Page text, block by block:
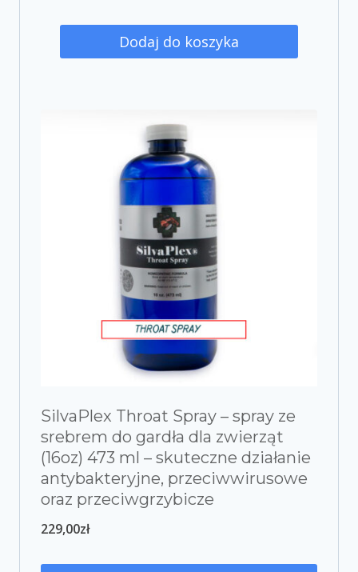
Dodaj do koszyka
SilvaPlex Throat Spray – spray ze
srebrem do gardła dla zwierząt
(16oz) 473 ml – skuteczne działanie
antybakteryjne, przeciwwirusowe
oraz przeciwgrzybicze
229,00zł